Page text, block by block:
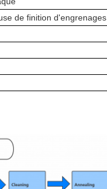
de finition d'engrenages